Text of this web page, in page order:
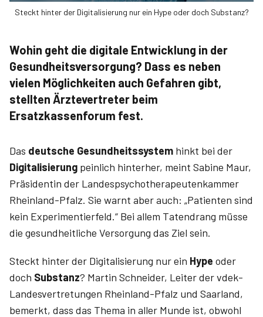
Steckt hinter der Digitalisierung nur ein Hype oder doch Substanz?
Wohin geht die digitale Entwicklung in der
Gesundheitsversorgung? Dass es neben
vielen Möglichkeiten auch Gefahren gibt,
stellten Ärztevertreter beim
Ersatzkassenforum fest.
Das deutsche Gesundheitssystem hinkt bei der
Digitalisierung peinlich hinterher, meint Sabine Maur,
Präsidentin der Landespsychotherapeutenkammer
Rheinland-Pfalz. Sie warnt aber auch: „Patienten sind
kein Experimentierfeld.“ Bei allem Tatendrang müsse
die gesundheitliche Versorgung das Ziel sein.
Steckt hinter der Digitalisierung nur ein Hype oder
doch Substanz? Martin Schneider, Leiter der vdek-
Landesvertretungen Rheinland-Pfalz und Saarland,
bemerkt, dass das Thema in aller Munde ist, obwohl